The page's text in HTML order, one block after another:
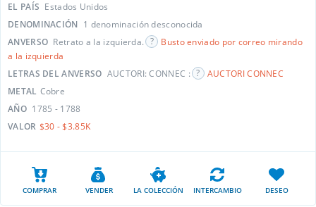
EL PAÍS Estados Unidos
DENOMINACIÓN 1 denominación desconocida
ANVERSO Retrato a la izquierda.
Busto enviado por correo mirando
a la izquierda
LETRAS DEL ANVERSO AUCTORI: CONNEC :
AUCTORI CONNEC
METAL Cobre
AÑO 1785 - 1788
VALOR $30 - $3.85K
COMPRAR VENDER LA COLECCIÓN INTERCAMBIO DESEO